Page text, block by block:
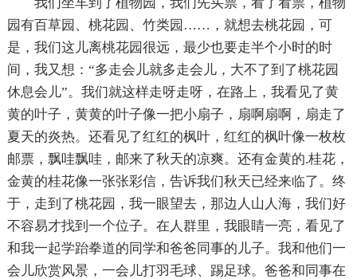
园有百草园、桃花园、竹类园……，就想去桃花园，可
是，我们这儿离桃花园很远，最少也要走半个小时的时
间，我又想：“多走会儿就多走会儿，大不了到了桃花园
休息会儿”。我们就这样走呀走呀，在路上，我看见了黄
黄的叶子，黄黄的叶子像一把小扇子，扇啊扇啊，扇走了
夏天的炎热。还看见了红红的枫叶，红红的枫叶像一枚枚
邮票，飘哇飘哇，邮来了秋天的凉爽。还有金黄的.桂花，
金黄的桂花像一张张彩信，告诉我们秋天已经来临了。终
于，走到了桃花园，我一眼望去，那边人山人海，我们好
不容易才找到一个位子。在人群里，我眼睛一亮，看见了
和我一起学跆拳道的同学和爸爸同事的儿子。我和他们一
会儿欣赏风景，一会儿打羽毛球、踢足球。爸爸和同事在